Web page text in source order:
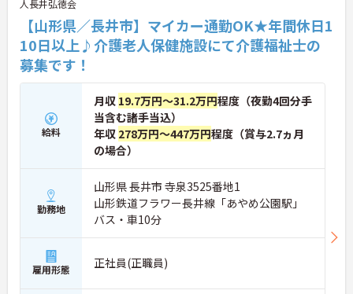
人長井弘徳会
【山形県／長井市】マイカー通勤OK★年間休日1
10日以上♪介護老人保健施設にて介護福祉士の
募集です！
給料
月収 19.7万円～31.2万円程度（夜勤4回分手
当含む諸手当込）
年収 278万円～447万円程度（賞与2.7ヵ月
の場合）
勤務地
山形県 長井市 寺泉3525番地1
山形鉄道フラワー長井線「あやめ公園駅」
バス・車10分
雇用形態 正社員(正職員)